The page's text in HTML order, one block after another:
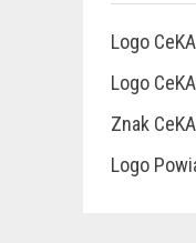
Logo
Logo
Znak
Logo